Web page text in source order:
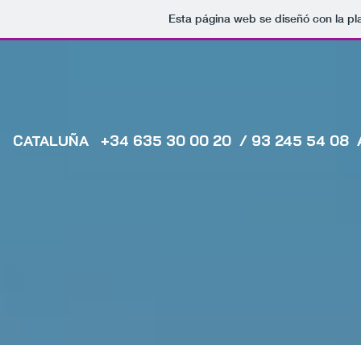
Esta página web se diseñó con la
CATALUÑA +34 635 30 00 20 / 93 245 54 08